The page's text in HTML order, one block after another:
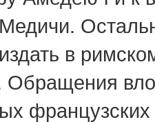
в
Обращения